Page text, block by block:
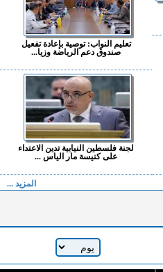
تعليم النواب: توصية بإعادة تفعيل
صندوق دعم الرياضة وزيا...
لجنة فلسطين النيابية تدين الاعتداء
على كنيسة مار الياس ...
المزيد ...